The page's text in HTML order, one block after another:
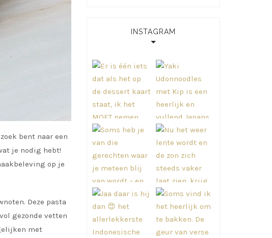
bent naar een
je nodig hebt!
op je
Deze pasta
gezonde vetten
met
INSTAGRAM